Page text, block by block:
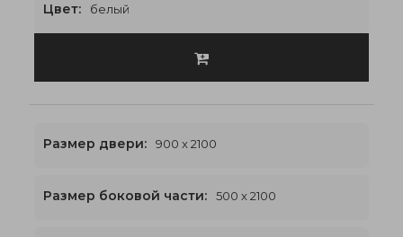
Цвет: белый
Размер двери: 900 x 2100
Размер боковой части: 500 x 2100